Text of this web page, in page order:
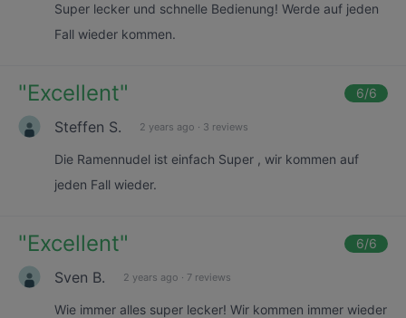
Super lecker und schnelle Bedienung! Werde auf jeden
Fall wieder kommen.
"Excellent" 6/6
Steffen S. 2 years ago · 3 reviews
Die Ramennudel ist einfach Super , wir kommen auf
jeden Fall wieder.
"Excellent" 6/6
Sven B. 2 years ago · 7 reviews
Wie immer alles super lecker! Wir kommen immer wieder